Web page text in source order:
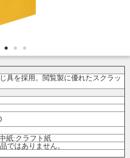
具を採用。閲覧製に優れたスクラッ
紙:クラフト紙
ではありません。